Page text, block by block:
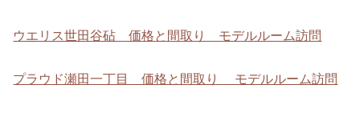
ウエリス世田谷砧 価格と間取り モデルルーム訪問
プラウド瀬田一丁目 価格と間取り モデルルーム訪問